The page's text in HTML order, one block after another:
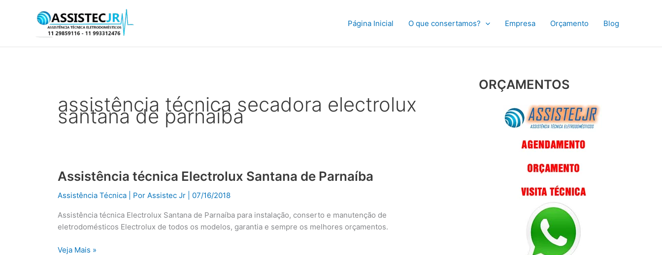
Página Inicial O que consertamos? Empresa Orçamento Blog
assistência técnica secadora electrolux
santana de parnaíba
Assistência técnica Electrolux Santana de Parnaíba
Assistência Técnica | Por Assistec Jr 07/16/2018
Assistência técnica Electrolux Santana de Parnaíba para instalação, conserto e manutenção de
eletrodomésticos Electrolux de todos os modelos, garantia e sempre os melhores orçamentos.
Assistência
Electrolux
de
Parnaíba
Veja Mais »
ORÇAMENTOS